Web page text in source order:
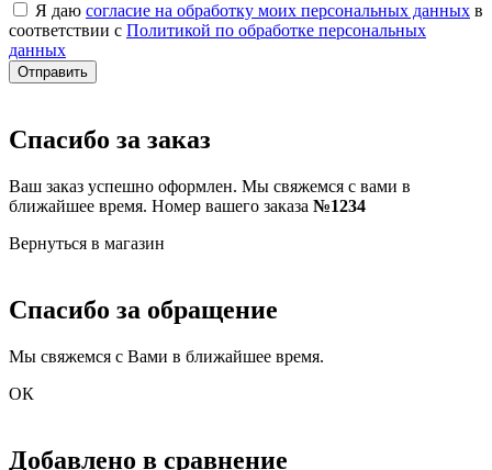
Я даю согласие на обработку моих персональных данных в
соответствии с Политикой по обработке персональных
данных
Отправить
Спасибо за заказ
Ваш заказ успешно оформлен. Мы свяжемся с вами в
ближайшее время. Номер вашего заказа №1234
Вернуться в магазин
Спасибо за обращение
Мы свяжемся с Вами в ближайшее время.
ОК
Добавлено в сравнение